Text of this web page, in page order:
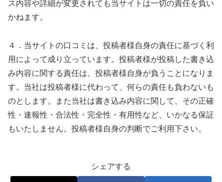
ス内容や詳細が変更されても当サイトは一切の責任を負い
かねます。
４．当サイトの口コミは、投稿者様自身の責任に基づく利
用によって成り立っています。投稿者様が投稿した書き込
み内容に関する責任は、投稿者様自身が負うことになりま
す。当社は投稿者様に代わって、何らの責任も負わないも
のとします。また当社は書き込み内容に関して、その正確
性・速報性・合法性・完全性・有用性など、いかなる保証
もいたしません。投稿者様自身の判断でご利用下さい。
シェアする